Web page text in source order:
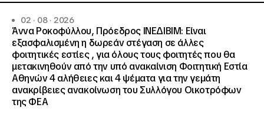
02 · 08 · 2026
Άννα Ροκοφύλλου, Πρόεδρος ΙΝΕΔΙΒΙΜ: Είναι
εξασφαλισμένη η δωρεάν στέγαση σε άλλες
φοιτητικές εστίες , για όλους τους φοιτητές που θα
μετακινηθούν από την υπό ανακαίνιση Φοιτητική Εστία
Αθηνών 4 αλήθειες και 4 ψέματα για την γεμάτη
ανακρίβειες ανακοίνωση του Συλλόγου Οικοτρόφων
της ΦΕΑ